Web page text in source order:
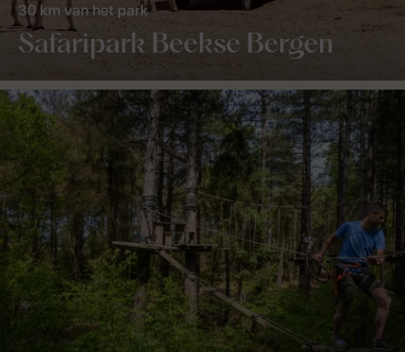
Safaripark Beekse Bergen
30 km van het park